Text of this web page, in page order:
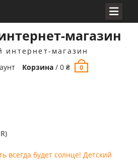
магазин
интернет-магазин
Корзина /0₴ 0
всегда будет солнце! Детский